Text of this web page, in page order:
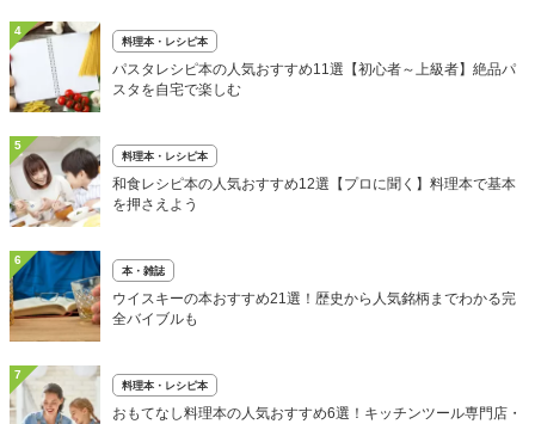
4
料理本・レシピ本
パスタレシピ本の人気おすすめ11選【初心者～上級者】絶品パ
スタを自宅で楽しむ
5
料理本・レシピ本
和食レシピ本の人気おすすめ12選【プロに聞く】料理本で基本
を押さえよう
6
本・雑誌
ウイスキーの本おすすめ21選！歴史から人気銘柄までわかる完
全バイブルも
7
料理本・レシピ本
おもてなし料理本の人気おすすめ6選！キッチンツール専門店・